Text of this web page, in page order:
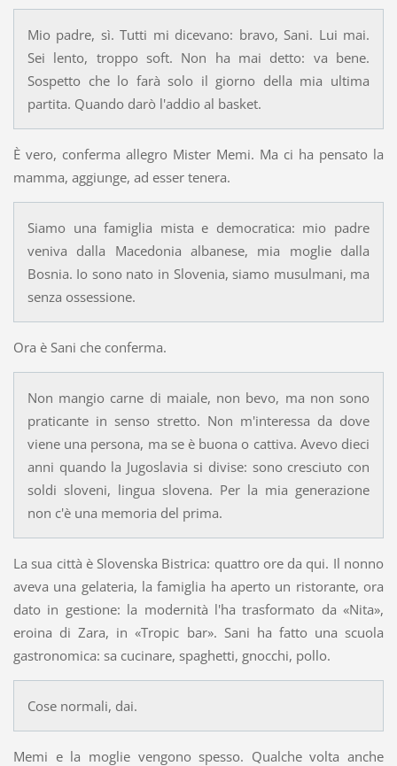
Mio padre, sì. Tutti mi dicevano: bravo, Sani. Lui mai.
Sei lento, troppo soft. Non ha mai detto: va bene.
Sospetto che lo farà solo il giorno della mia ultima
partita. Quando darò l'addio al basket.
È vero, conferma allegro Mister Memi. Ma ci ha pensato la
mamma, aggiunge, ad esser tenera.
Siamo una famiglia mista e democratica: mio padre
veniva dalla Macedonia albanese, mia moglie dalla
Bosnia. Io sono nato in Slovenia, siamo musulmani, ma
senza ossessione.
Ora è Sani che conferma.
Non mangio carne di maiale, non bevo, ma non sono
praticante in senso stretto. Non m'interessa da dove
viene una persona, ma se è buona o cattiva. Avevo dieci
anni quando la Jugoslavia si divise: sono cresciuto con
soldi sloveni, lingua slovena. Per la mia generazione
non c'è una memoria del prima.
La sua città è Slovenska Bistrica: quattro ore da qui. Il nonno
aveva una gelateria, la famiglia ha aperto un ristorante, ora
dato in gestione: la modernità l'ha trasformato da «Nita»,
eroina di Zara, in «Tropic bar». Sani ha fatto una scuola
gastronomica: sa cucinare, spaghetti, gnocchi, pollo.
Cose normali, dai.
Memi e la moglie vengono spesso. Qualche volta anche